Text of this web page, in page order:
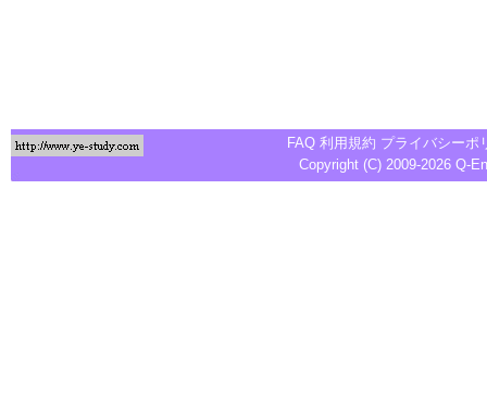
FAQ 利用規約 プライバシーポ
Copyright (C) 2009-2026 Q-